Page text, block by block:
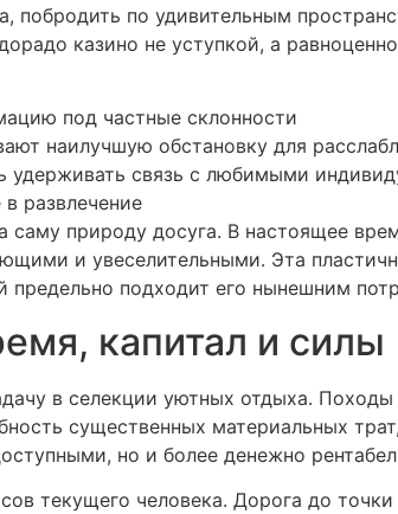
побродить по удивительным
казино не уступкой, а
под частные склонности
наилучшую обстановку для
связь с любимыми
развлечение
саму природу досуга. В настоящее
и увеселительными. Эта
предельно подходит его нынешним
капитал и силы
в селекции уютных отдыха.
существенных материальных
но и более денежно
текущего человека. Дорога до